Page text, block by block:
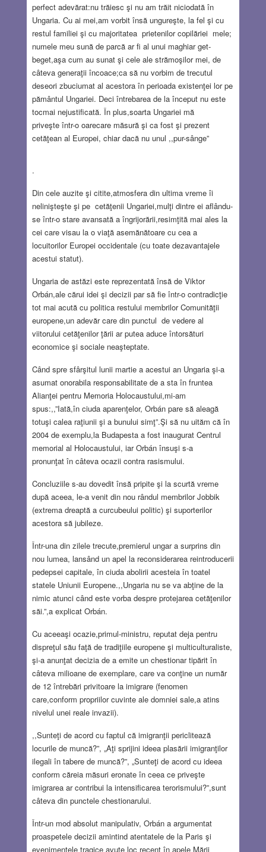
perfect adevărat:nu trăiesc şi nu am trăit niciodată în
Ungaria. Cu ai mei,am vorbit însă ungureşte, la fel şi cu
restul familiei şi cu majoritatea prietenilor copilăriei mele;
numele meu sună de parcă ar fi al unui maghiar get-
beget,aşa cum au sunat şi cele ale strămoşilor mei, de
câteva generaţii încoace;ca să nu vorbim de trecutul
deseori zbuciumat al acestora în perioada existenţei lor pe
pământul Ungariei. Deci întrebarea de la început nu este
tocmai nejustificată. În plus,soarta Ungariei mă
priveşte într-o oarecare măsură şi ca fost şi prezent
cetăţean al Europei, chiar dacă nu unul ,,pur-sânge”
.
Din cele auzite şi citite,atmosfera din ultima vreme îi
nelinişteşte şi pe cetăţenii Ungariei,mulţi dintre ei aflându-
se într-o stare avansată a îngrijorării,resimţită mai ales la
cei care visau la o viaţă asemănătoare cu cea a
locuitorilor Europei occidentale (cu toate dezavantajele
acestui statut).
Ungaria de astăzi este reprezentată însă de Viktor
Orbán,ale cărui idei şi decizii par să fie într-o contradicţie
tot mai acută cu politica restului membrilor Comunităţii
europene,un adevăr care din punctul de vedere al
viitorului cetăţenilor ţării ar putea aduce întorsături
economice şi sociale neaşteptate.
Când spre sfârşitul lunii martie a acestui an Ungaria şi-a
asumat onorabila responsabilitate de a sta în fruntea
Alianţei pentru Memoria Holocaustului,mi-am
spus:,,”Iată,în ciuda aparenţelor, Orbán pare să aleagă
totuşi calea raţiunii şi a bunului simţ”.Şi să nu uităm că în
2004 de exemplu,la Budapesta a fost inaugurat Centrul
memorial al Holocaustului, iar Orbán însuşi s-a
pronunţat în câteva ocazii contra rasismului.
Concluziile s-au dovedit însă pripite şi la scurtă vreme
după aceea, le-a venit din nou rândul membrilor Jobbik
(extrema dreaptă a curcubeului politic) şi suporterilor
acestora să jubileze.
Într-una din zilele trecute,premierul ungar a surprins din
nou lumea, lansând un apel la reconsiderarea reintroducerii
pedepsei capitale, în ciuda abolirii acesteia în toatel
statele Uniunii Europene.,,Ungaria nu se va abţine de la
nimic atunci când este vorba despre protejarea cetăţenilor
săi.”,a explicat Orbán.
Cu aceeaşi ocazie,primul-ministru, reputat deja pentru
dispreţul său faţă de tradiţiile europene şi multiculturaliste,
şi-a anunţat decizia de a emite un chestionar tipărit în
câteva milioane de exemplare, care va conţine un număr
de 12 întrebări privitoare la imigrare (fenomen
care,conform propriilor cuvinte ale domniei sale,a atins
nivelul unei reale invazii).
,,Sunteţi de acord cu faptul că imigranţii periclitează
locurile de muncă?”, „Aţi sprijini ideea plasării imigranţilor
ilegali în tabere de muncă?”, „Sunteţi de acord cu ideea
conform căreia măsuri eronate în ceea ce priveşte
imigrarea ar contribui la intensificarea terorismului?”,sunt
câteva din punctele chestionarului.
Într-un mod absolut manipulativ, Orbán a argumentat
proaspetele decizii amintind atentatele de la Paris şi
evenimentele tragice avute loc recent în apele Mării